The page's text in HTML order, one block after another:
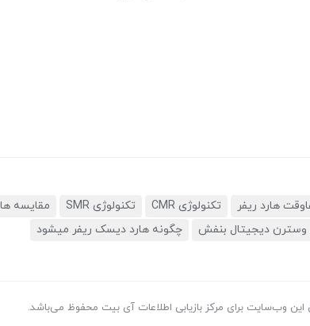
هارد ریفر تکنولوژی CMR تکنولوژی SMR مقایسه
وسترن دیجیتال بنفش چگونه هارد دیسک ریفر میشود
وب‌سایت برای مرکز بازیابی اطلاعات آی بیت محفوظ می‌باشد.